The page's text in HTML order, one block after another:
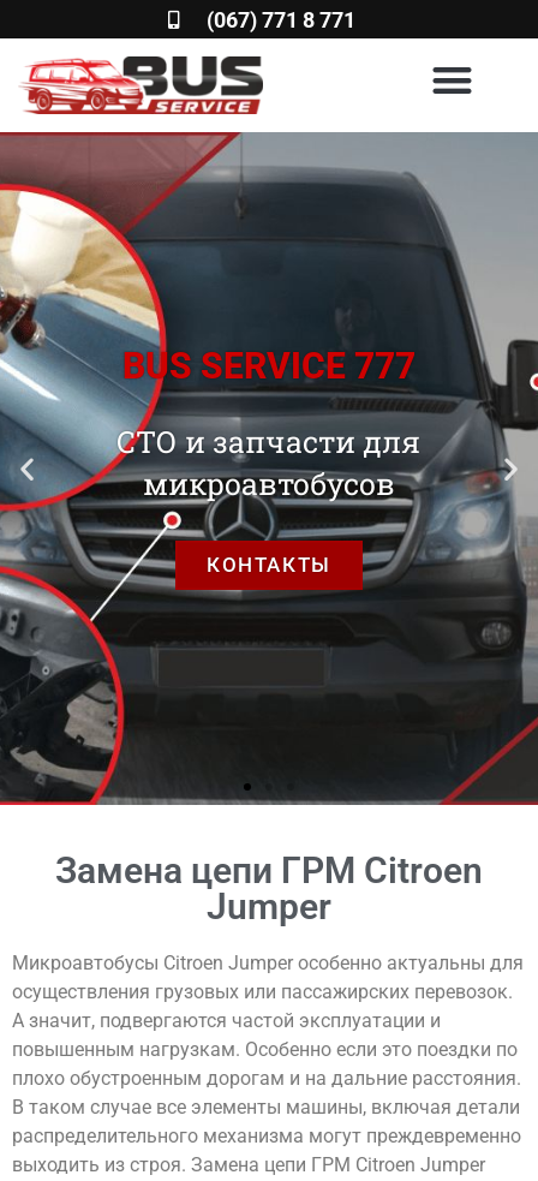
(067) 771 8 771
Замена цепи ГРМ Citroen
Jumper
Микроавтобусы Citroen Jumper особенно актуальны для
осуществления грузовых или пассажирских перевозок.
А значит, подвергаются частой эксплуатации и
повышенным нагрузкам. Особенно если это поездки по
плохо обустроенным дорогам и на дальние расстояния.
В таком случае все элементы машины, включая детали
распределительного механизма могут преждевременно
выходить из строя. Замена цепи ГРМ Citroen Jumper